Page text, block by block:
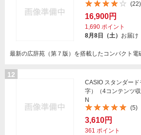
(22)
16,900円
1,690 ポイント
8月8日（土） お届け
最新の広辞苑（第７版）を搭載したコンパクト電
12
CASIO スタンダー
字）（4コンテンツ
N
(5)
3,610円
361 ポイント